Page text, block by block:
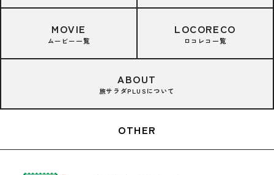
MOVIE
ムービー一覧
LOCORECO
ロコレコ一覧
ABOUT
旅サラダPLUSについて
OTHER